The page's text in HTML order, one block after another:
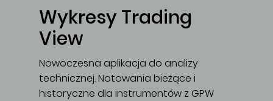
Wykresy Trading
View
Nowoczesna aplikacja do analizy
technicznej. Notowania bieżące i
historyczne dla instrumentów z GPW